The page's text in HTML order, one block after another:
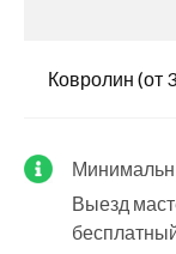
Ковролин (от
Выезд